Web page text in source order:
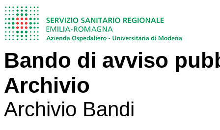
Bando di avviso
Archivio
Archivio Bandi